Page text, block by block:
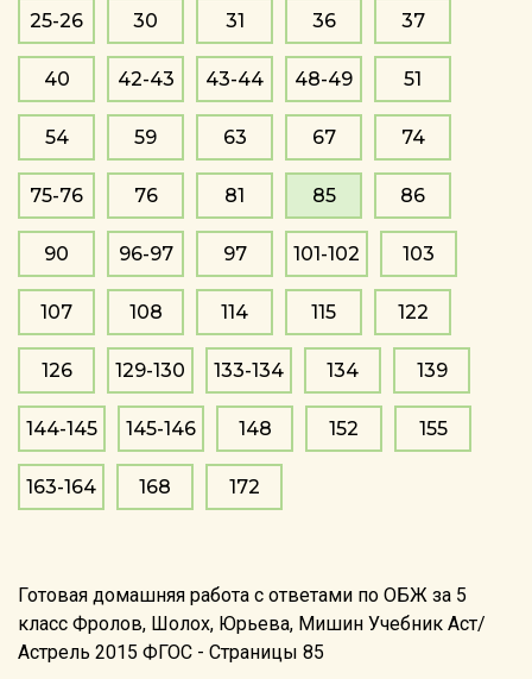
25-26 30 31 36 37
40 42-43 43-44 48-49 51
54 59 63 67 74
75-76 76 81 85 86
90 96-97 97 101-102 103
107 108 114 115 122
126 129-130 133-134 134 139
144-145 145-146 148 152 155
163-164 168 172
Готовая домашняя работа с ответами по ОБЖ за 5
класс Фролов, Шолох, Юрьева, Мишин Учебник Аст/
Астрель 2015 ФГОС - Страницы 85